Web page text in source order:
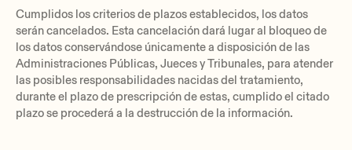
Cumplidos los criterios de plazos establecidos, los datos
serán cancelados. Esta cancelación dará lugar al bloqueo de
los datos conservándose únicamente a disposición de las
Administraciones Públicas, Jueces y Tribunales, para atender
las posibles responsabilidades nacidas del tratamiento,
durante el plazo de prescripción de estas, cumplido el citado
plazo se procederá a la destrucción de la información.